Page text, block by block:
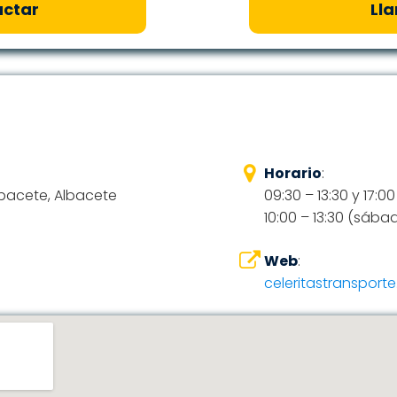
Albacete
Horario:
09:30 – 13:30 y
10:00 – 13:30
Web: